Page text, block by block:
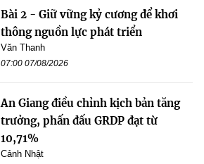
Bài 2 - Giữ vững kỷ cương để khơi
thông nguồn lực phát triển
Văn Thanh
07:00 07/08/2026
An Giang điều chỉnh kịch bản tăng
trưởng, phấn đấu GRDP đạt từ
10,71%
Cảnh Nhật